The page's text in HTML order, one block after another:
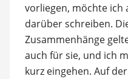
vorliegen, möchte ich
darüber schreiben.
Zusammenhänge
auch für sie, und ich
kurz eingehen. Auf